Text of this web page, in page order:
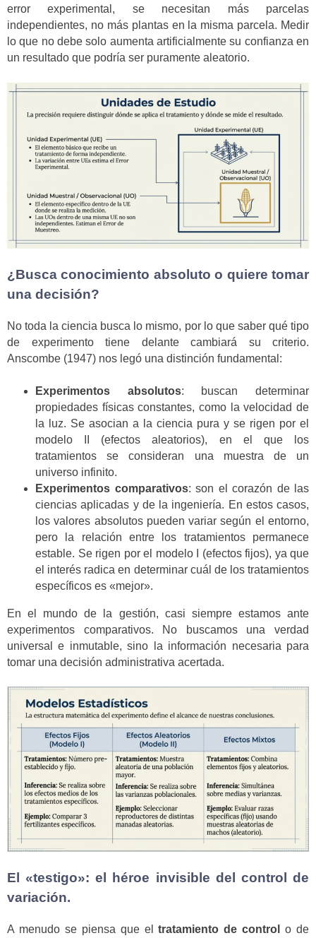
error experimental, se necesitan más parcelas
independientes, no más plantas en la misma parcela. Medir
lo que no debe solo aumenta artificialmente su confianza en
un resultado que podría ser puramente aleatorio.
¿Busca conocimiento absoluto o quiere tomar
una decisión?
No toda la ciencia busca lo mismo, por lo que saber qué tipo
de experimento tiene delante cambiará su criterio.
Anscombe (1947) nos legó una distinción fundamental:
Experimentos absolutos: buscan determinar
propiedades físicas constantes, como la velocidad de
la luz. Se asocian a la ciencia pura y se rigen por el
modelo II (efectos aleatorios), en el que los
tratamientos se consideran una muestra de un
universo infinito.
Experimentos comparativos: son el corazón de las
ciencias aplicadas y de la ingeniería. En estos casos,
los valores absolutos pueden variar según el entorno,
pero la relación entre los tratamientos permanece
estable. Se rigen por el modelo I (efectos fijos), ya que
el interés radica en determinar cuál de los tratamientos
específicos es «mejor».
En el mundo de la gestión, casi siempre estamos ante
experimentos comparativos. No buscamos una verdad
universal e inmutable, sino la información necesaria para
tomar una decisión administrativa acertada.
El «testigo»: el héroe invisible del control de
variación.
A menudo se piensa que eltratamiento de control
o de